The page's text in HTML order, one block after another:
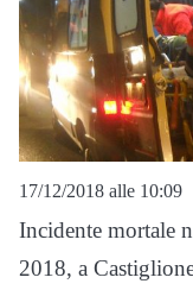
17/12/2018 alle 10:09
Incidente mortale
2018, a